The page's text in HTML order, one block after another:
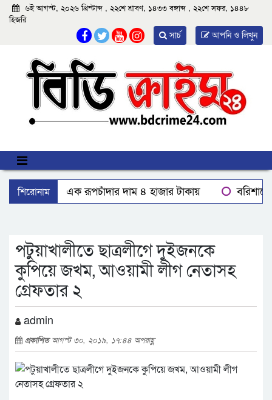
৬ই আগস্ট, ২০২৬ খ্রিস্টাব্দ , ২২শে শ্রাবণ, ১৪৩৩ বঙ্গাব্দ , ২২শে সফর, ১৪৪৮
হিজরি
আপনি ও লিখুন
সার্চ
শিরোনাম
বঙ্গোপসাগরের এক রূপচাঁদার দাম ৪ হাজার টাকায়
পটুয়াখালীতে ছাত্রলীগে দুইজনকে
কুপিয়ে জখম, আওয়ামী লীগ নেতাসহ
গ্রেফতার ২
admin
প্রকাশিতআগস্ট ৩০, ২০১৯, ১৭:৪৪ অপরাহ্ণ